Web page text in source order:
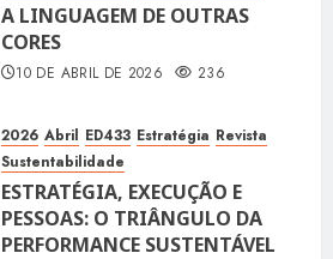
A LINGUAGEM DE OUTRAS
CORES
10 DE ABRIL DE 2026 236
2026 Abril ED433 Estratégia Revista
Sustentabilidade
ESTRATÉGIA, EXECUÇÃO E
PESSOAS: O TRIÂNGULO DA
PERFORMANCE SUSTENTÁVEL